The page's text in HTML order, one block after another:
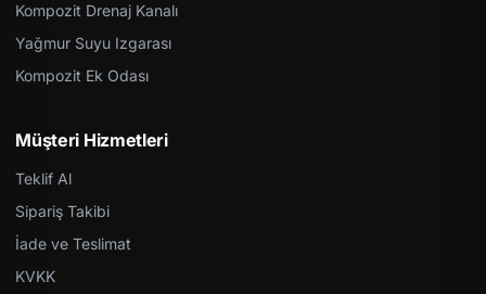
Kompozit Drenaj Kanalı
Yağmur Suyu Izgarası
Kompozit Ek Odası
Müşteri Hizmetleri
Teklif Al
Sipariş Takibi
İade ve Teslimat
KVKK